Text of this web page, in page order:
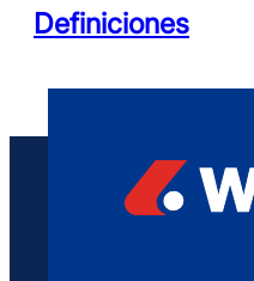
Definiciones